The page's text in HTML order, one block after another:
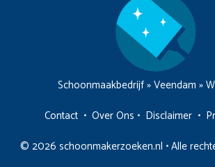
Schoonmaakbedrijf»Veendam »
Contact • Over Ons • Disclaimer •
© 2026 schoonmakerzoeken.nl • Alle